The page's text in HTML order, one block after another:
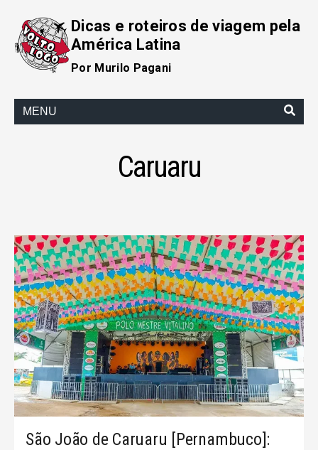
Dicas e roteiros de viagem pela
América Latina
Por Murilo Pagani
MENU
Caruaru
São João de Caruaru [Pernambuco]: